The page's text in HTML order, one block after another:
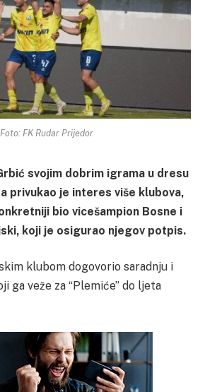
Foto: FK Rudar Prijedor
svojim dobrim igrama u dresu
privukao je interes više klubova,
bio vicešampion Bosne i
koji je osigurao njegov potpis.
klubom dogovorio saradnju i
ga veže za “Plemiće” do ljeta